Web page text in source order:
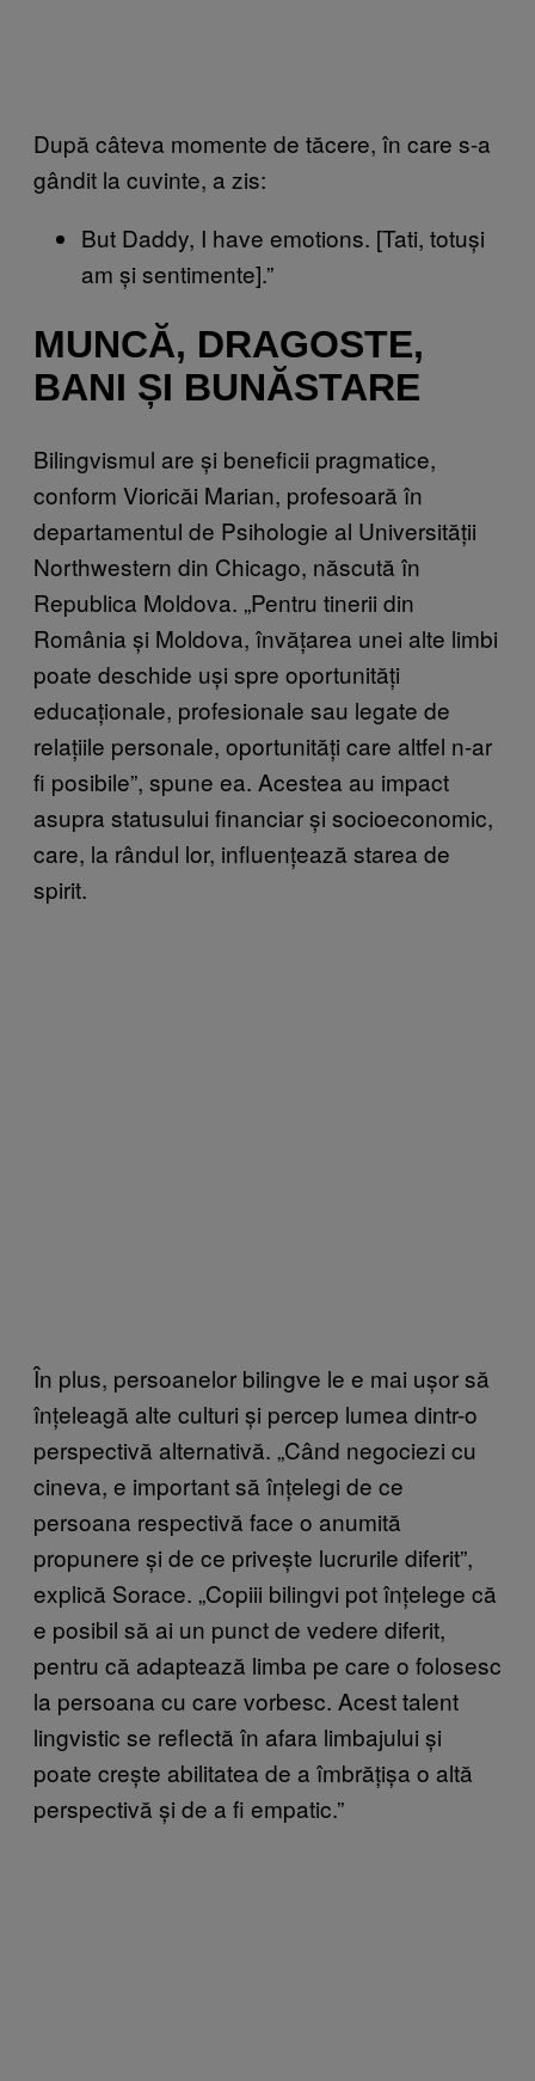
După câteva momente de tăcere, în care s-a
gândit la cuvinte, a zis:
But Daddy, I have emotions. [Tati, totuși
am și sentimente].”
MUNCĂ, DRAGOSTE,
BANI ȘI BUNĂSTARE
Bilingvismul are și beneficii pragmatice,
conform Vioricăi Marian, profesoară în
departamentul de Psihologie al Universității
Northwestern din Chicago, născută în
Republica Moldova. „Pentru tinerii din
România și Moldova, învățarea unei alte limbi
poate deschide uși spre oportunități
educaționale, profesionale sau legate de
relațiile personale, oportunități care altfel n-ar
fi posibile”, spune ea. Acestea au impact
asupra statusului financiar și socioeconomic,
care, la rândul lor, influențează starea de
spirit.
În plus, persoanelor bilingve le e mai ușor să
înțeleagă alte culturi și percep lumea dintr-o
perspectivă alternativă. „Când negociezi cu
cineva, e important să înțelegi de ce
persoana respectivă face o anumită
propunere și de ce privește lucrurile diferit”,
explică Sorace. „Copiii bilingvi pot înțelege că
e posibil să ai un punct de vedere diferit,
pentru că adaptează limba pe care o folosesc
la persoana cu care vorbesc. Acest talent
lingvistic se reflectă în afara limbajului și
poate crește abilitatea de a îmbrățișa o altă
perspectivă și de a fi empatic.”